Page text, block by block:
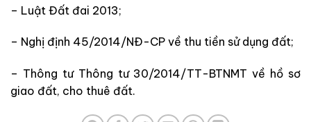
– Luật Đất đai 2013;
– Nghị định 45/2014/NĐ-CP về thu tiền sử dụng đất;
– Thông tư Thông tư 30/2014/TT-BTNMT về hồ sơ
giao đất, cho thuê đất.